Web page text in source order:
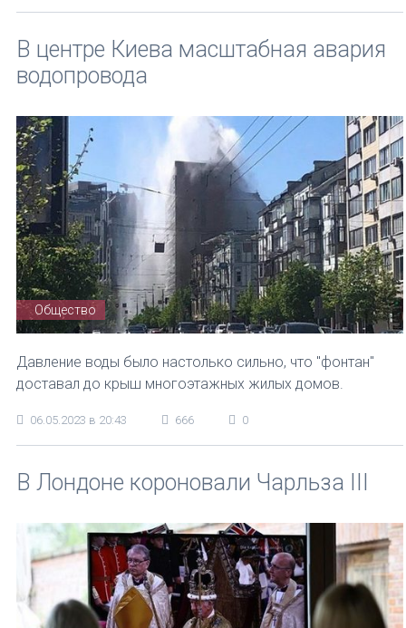
В центре Киева масштабная авария
водопровода
Общество
Давление воды было настолько сильно, что "фонтан"
доставал до крыш многоэтажных жилых домов.
06.05.2023 в 20:43 666 0
В Лондоне короновали Чарльза ІІІ